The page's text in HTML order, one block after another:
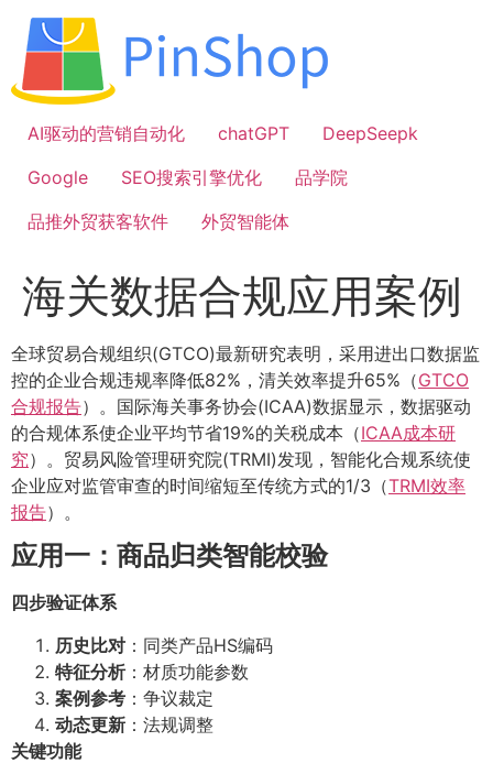
容
AI驱动的营销自动化
chatGPT
DeepSeepk
Google
SEO搜索引擎优化
品学院
品推外贸获客软件
外贸智能体
海关数据合规应用案例
全球贸易合规组织(GTCO)最新研究表明，采用进出口数据监
控的企业合规违规率降低82%，清关效率提升65%（GTCO
合规报告）。国际海关事务协会(ICAA)数据显示，数据驱动
的合规体系使企业平均节省19%的关税成本（ICAA成本研
究）。贸易风险管理研究院(TRMI)发现，智能化合规系统使
企业应对监管审查的时间缩短至传统方式的1/3（TRMI效率
报告）。
应用一：商品归类智能校验
四步验证体系
历史比对 ：同类产品HS编码
特征分析：材质功能参数
案例参考 ：争议裁定
动态更新 ：法规调整
关键功能